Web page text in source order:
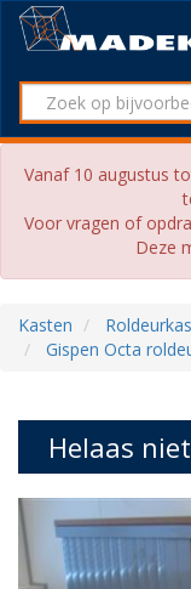
Vanaf 10 augustus
Voor vragen of
Deze
Kasten
Gispen Octa
Helaas